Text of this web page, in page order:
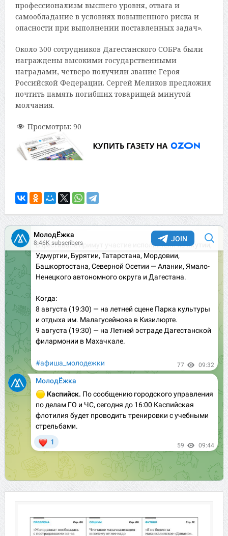
профессионализм высшего уровня, отвага и
самообладание в условиях повышенного риска и
опасности при выполнении поставленных задач».
Около 300 сотрудников Дагестанского СОБРа были
награждены высокими государственными
наградами, четверо получили звание Героя
Российской Федерации. Сергей Меликов предложил
почтить память погибших товарищей минутой
молчания.
Просмотры: 90